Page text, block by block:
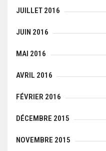
JUILLET 2016
JUIN 2016
MAI 2016
AVRIL 2016
FÉVRIER 2016
DÉCEMBRE 2015
NOVEMBRE 2015